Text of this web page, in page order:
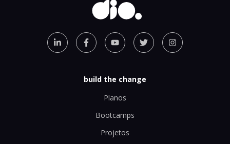
build the change
Planos
Bootcamps
Projetos